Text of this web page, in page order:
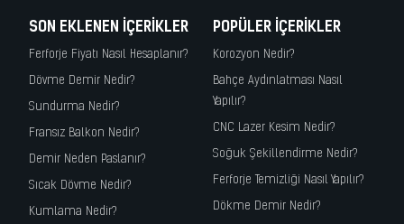
SON EKLENEN İÇERIKLER
Ferforje Fiyatı Nasıl Hesaplanır?
Dövme Demir Nedir?
Sundurma Nedir?
Fransız Balkon Nedir?
Demir Neden Paslanır?
Sıcak Dövme Nedir?
Kumlama Nedir?
POPÜLER İÇERIKLER
Korozyon Nedir?
Bahçe Aydınlatması Nasıl
Yapılır?
CNC Lazer Kesim Nedir?
Soğuk Şekillendirme Nedir?
Ferforje Temizliği Nasıl Yapılır?
Dökme Demir Nedir?